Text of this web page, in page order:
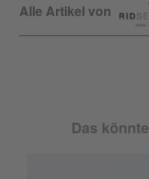
Alle Artikel von
Das